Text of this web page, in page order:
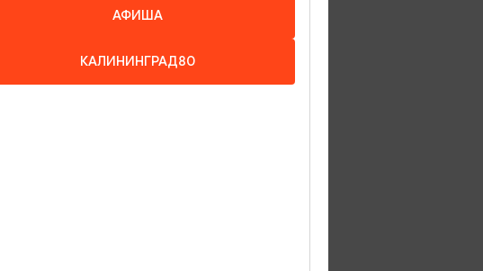
АФИША
КАЛИНИНГРАД80